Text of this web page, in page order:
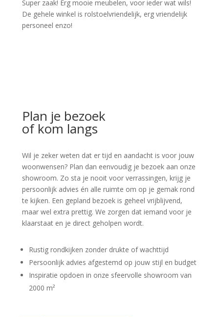
Super zaak! Erg mooie meubelen, voor ieder wat wils!
De gehele winkel is rolstoelvriendelijk, erg vriendelijk
personeel enzo!
Plan je bezoek
of kom langs
Wil je zeker weten dat er tijd en aandacht is voor jouw
woonwensen? Plan dan eenvoudig je bezoek aan onze
showroom. Zo sta je nooit voor verrassingen, krijg je
persoonlijk advies én alle ruimte om op je gemak rond
te kijken. Een gepland bezoek is geheel vrijblijvend,
maar wel extra prettig. We zorgen dat iemand voor je
klaarstaat en je direct geholpen wordt.
Rustig rondkijken zonder drukte of wachttijd
Persoonlijk advies afgestemd op jouw stijl en budget
Inspiratie opdoen in onze sfeervolle showroom van
2000 m²